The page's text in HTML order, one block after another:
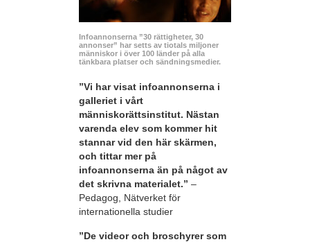
Infoannonserna ”30 rättigheter, 30
annonser” har setts av tiotals miljoner
människor i över 100 länder på alla
tänkbara platser och sändningsmedier.
”Vi har visat infoannonserna i
galleriet i vårt
människorättsinstitut. Nästan
varenda elev som kommer hit
stannar vid den här skärmen,
och tittar mer på
infoannonserna än på något av
det skrivna materialet.” –
Pedagog, Nätverket för
internationella studier
”De videor och broschyrer som